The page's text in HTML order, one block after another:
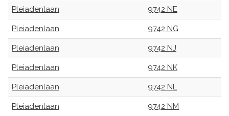
Pleiadenlaan 9742 NE
Pleiadenlaan 9742 NG
Pleiadenlaan 9742 NJ
Pleiadenlaan 9742 NK
Pleiadenlaan 9742 NL
Pleiadenlaan 9742 NM